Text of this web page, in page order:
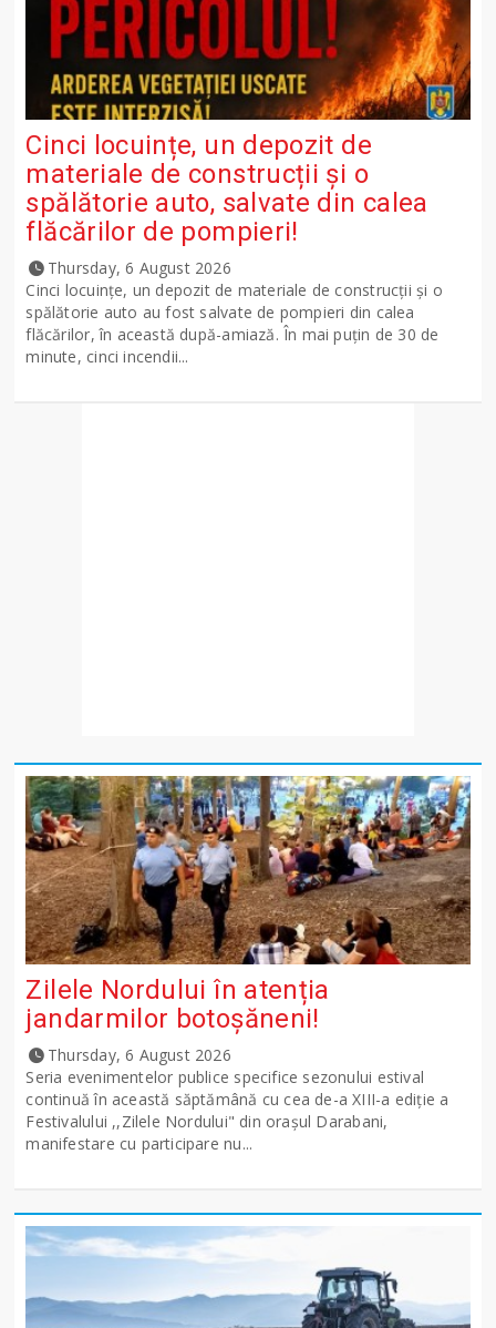
Cinci locuințe, un depozit de
materiale de construcții și o
spălătorie auto, salvate din calea
flăcărilor de pompieri!
Thursday, 6 August 2026
Cinci locuințe, un depozit de materiale de construcții și o
spălătorie auto au fost salvate de pompieri din calea
flăcărilor, în această după-amiază. În mai puțin de 30 de
minute, cinci incendii...
Zilele Nordului în atenția
jandarmilor botoșăneni!
Thursday, 6 August 2026
Seria evenimentelor publice specifice sezonului estival
continuă în această săptămână cu cea de-a XIII-a ediție a
Festivalului ,,Zilele Nordului" din orașul Darabani,
manifestare cu participare nu...